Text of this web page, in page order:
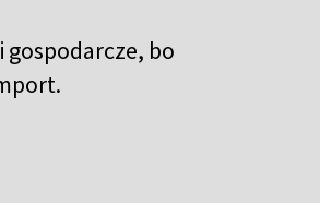
gospodarcze, bo